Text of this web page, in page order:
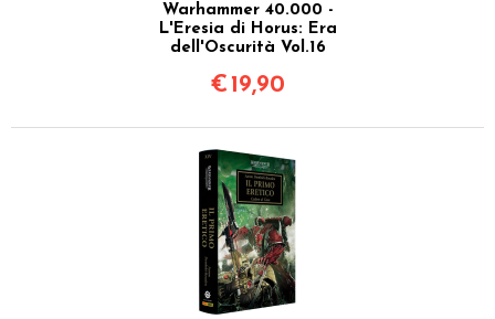
Warhammer 40.000 -
L'Eresia di Horus: Era
dell'Oscurità Vol.16
€ 19,90